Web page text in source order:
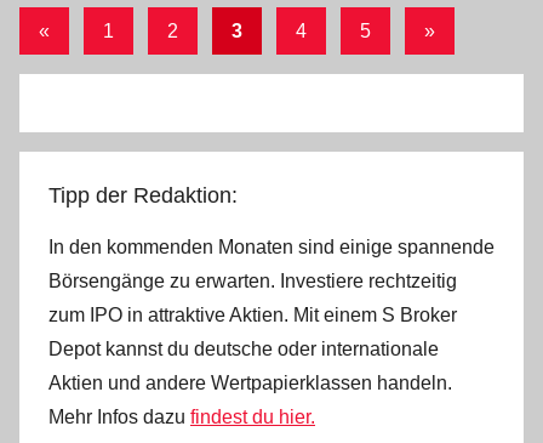
Seitennummerierung
der
« Vorherige
1 2 3 4 5
Nächste
»
Tipp der Redaktion:
In den kommenden Monaten sind einige spannende
Börsengänge zu erwarten. Investiere rechtzeitig
zum IPO in attraktive Aktien. Mit einem S Broker
Depot kannst du deutsche oder internationale
Aktien und andere Wertpapierklassen handeln.
Mehr Infos dazu findest du hier.